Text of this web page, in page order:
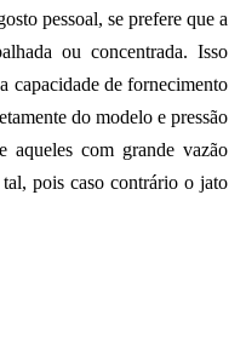
pessoal, se prefere que a
ou concentrada. Isso
capacidade de fornecimento
do modelo e pressão
aqueles com grande vazão
pois caso contrário o jato